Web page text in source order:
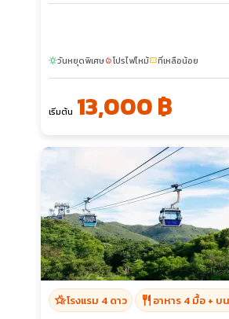
sunnyวันหยุดพิเศษlocal_fire_departmentโปรไฟไหม้confirmation_numberที่เหลือน้อย
เริ่มต้น 13,000 ฿
hotel_classโรงแรม 4 ดาว restaurant อาหาร 4 มื้อ + บ